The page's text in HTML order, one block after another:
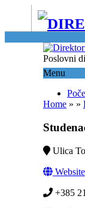
Poslovni
Menu
Home » »
Ulica
Website
+385